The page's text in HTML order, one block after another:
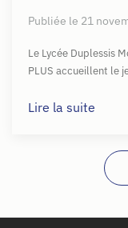
Publiée le 21
Le Lycée Duplessis
PLUS accueillent le
Lire la suite